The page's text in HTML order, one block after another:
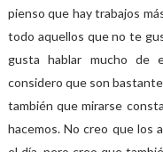
pienso que hay trabajos
todo aquellos que no te
gusta hablar mucho de
considero que son
también que mirarse
hacemos. No creo que los